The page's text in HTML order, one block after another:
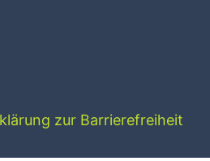
zur Barrierefreiheit